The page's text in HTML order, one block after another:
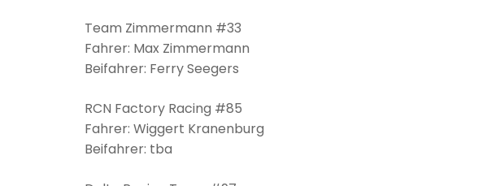
Team Zimmermann #33
Fahrer: Max Zimmermann
Beifahrer: Ferry Seegers
RCN Factory Racing #85
Fahrer: Wiggert Kranenburg
Beifahrer: tba